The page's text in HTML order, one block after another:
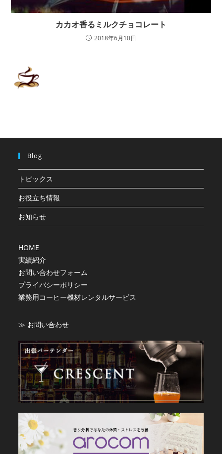
カカオ香るミルクチョコレート
2018年6月10日
Blog
トピックス
お役立ち情報
お知らせ
HOME
実績紹介
お問い合わせフォーム
プライバシーポリシー
業務用コーヒー機材レンタルサービス
≫ お問い合わせ